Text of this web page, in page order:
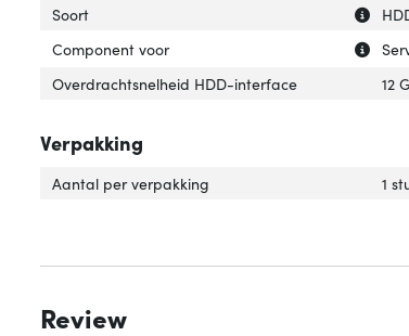
Soort
Component voor
Overdrachtsnelheid HDD-interface
12
Verpakking
Aantal per verpakking 1
Review